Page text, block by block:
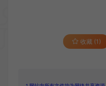
收藏 (1)